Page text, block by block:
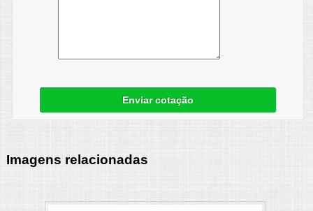
Enviar cotação
Imagens relacionadas